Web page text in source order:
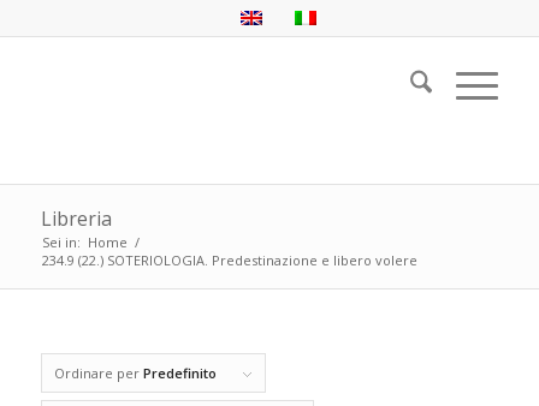
Libreria
Sei in: Home /
234.9 (22.) SOTERIOLOGIA. Predestinazione e libero volere
Ordinare per Predefinito